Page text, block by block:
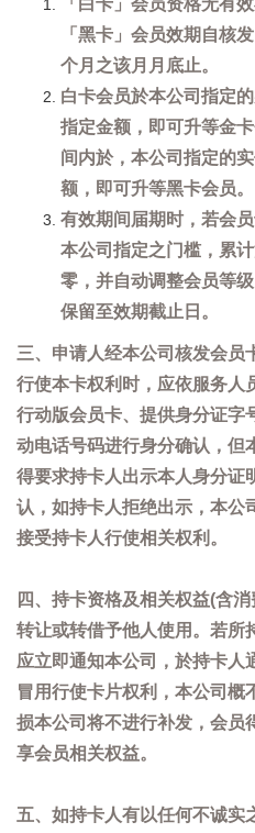
「白卡」会员资格无有
「黑卡」会员效期自核
个月之该月月底止。
白卡会员於本公司指定
指定金额，即可升等金
间内於，本公司指定的
额，即可升等黑卡会员。
有效期间届期时，若会
本公司指定之门槛，累
零，并自动调整会员等
保留至效期截止日。
三、申请人经本公司核发会员
行使本卡权利时，应依服务人
行动版会员卡、提供身分证字
动电话号码进行身分确认，但
得要求持卡人出示本人身分证
认，如持卡人拒绝出示，本公
接受持卡人行使相关权利。
四、持卡资格及相关权益(含
转让或转借予他人使用。若所
应立即通知本公司，於持卡人
冒用行使卡片权利，本公司概
损本公司将不进行补发，会员
享会员相关权益。
五、如持卡人有以任何不诚实